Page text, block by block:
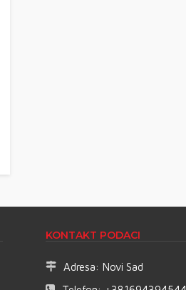
KONTAKT PODACI
Adresa: Novi Sad